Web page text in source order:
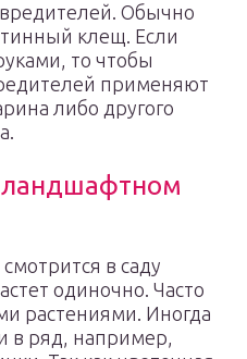
Обычно
клещ. Если
то чтобы
применяют
либо другого
ландшафтном
в саду
одиночно. Часто
растениями. Иногда
в ряд, например,